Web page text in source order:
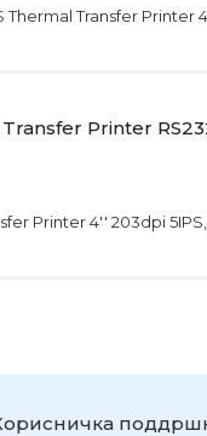
Thermal Transfer Printer
Printer
Printer 4'' 203dpi